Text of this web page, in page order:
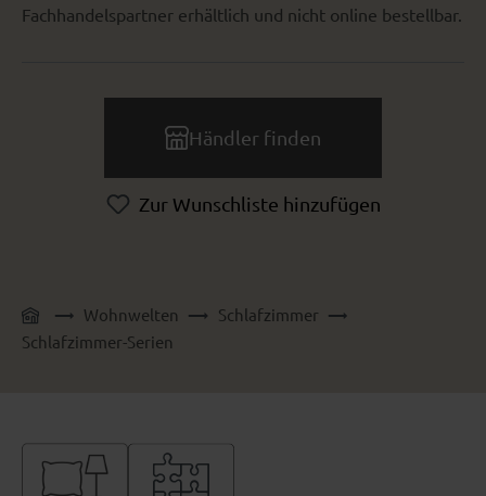
Fachhandelspartner erhältlich und nicht online bestellbar.
Händler finden
Zur Wunschliste hinzufügen
Wohnwelten
Schlafzimmer
Schlafzimmer-Serien